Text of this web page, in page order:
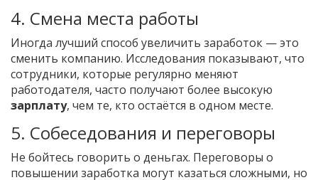
4. Смена места работы
Иногда лучший способ увеличить заработок — это
сменить компанию. Исследования показывают, что
сотрудники, которые регулярно меняют
работодателя, часто получают более высокую
зарплату, чем те, кто остаётся в одном месте.
5. Собеседования и переговоры
Не бойтесь говорить о деньгах. Переговоры о
повышении заработка могут казаться сложными, но